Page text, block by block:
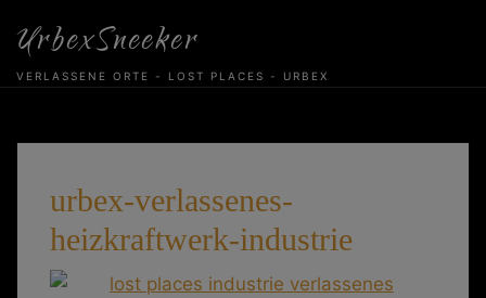
content
UrbexSneeker
VERLASSENE ORTE - LOST PLACES - URBEX
urbex-verlassenes-
heizkraftwerk-industrie